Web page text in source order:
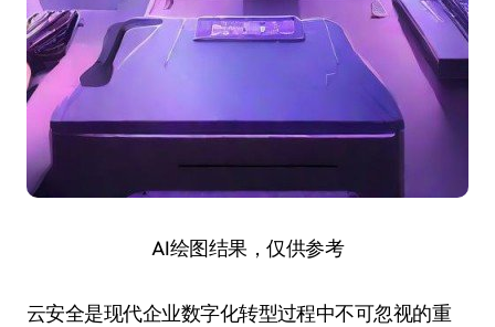
AI绘图结果，仅供参考
云安全是现代企业数字化转型过程中不可忽视的重